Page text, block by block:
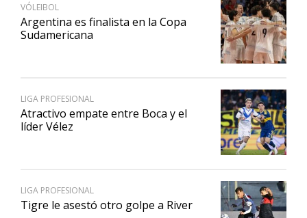
VÓLEIBOL
Argentina es finalista en la Copa
Sudamericana
LIGA PROFESIONAL
Atractivo empate entre Boca y el
líder Vélez
LIGA PROFESIONAL
Tigre le asestó otro golpe a River